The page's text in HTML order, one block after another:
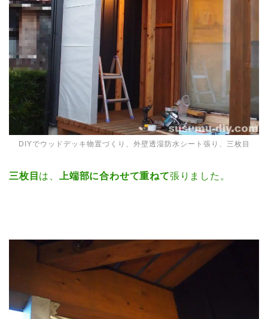
DIYでウッドデッキ物置づくり、外壁透湿防水シート張り、三枚目
三枚目 は、 上端部に合わせて重ねて張りました。